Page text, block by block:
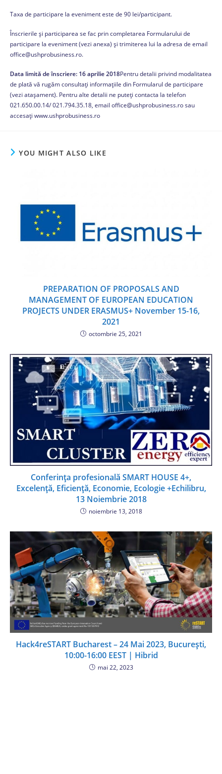
Taxa de participare la eveniment este de 90 lei/participant.
Înscrierile și participarea se fac prin completarea Formularului de
participare la eveniment (vezi anexa) și trimiterea lui la adresa de email
office@ushprobusiness.ro.
Data limită de înscriere: 16 aprilie 2018Pentru detalii privind modalitatea
de plată vă rugăm consultați informațiile din Formularul de participare
(vezi atașament). Pentru alte detalii ne puteți contacta la telefon
021.650.00.14/ 021.794.35.18, email office@ushprobusiness.ro sau
accesați www.ushprobusiness.ro
YOU MIGHT ALSO LIKE
PREPARATION OF PROPOSALS AND
MANAGEMENT OF EUROPEAN EDUCATION
PROJECTS UNDER ERASMUS+ November 15-16,
2021
octombrie 25, 2021
Conferința profesională SMART HOUSE 4+,
Excelență, Eficiență, Economie, Ecologie +Echilibru,
13 Noiembrie 2018
noiembrie 13, 2018
Hack4reSTART Bucharest – 24 Mai 2023, București,
10:00-16:00 EEST | Hibrid
mai 22, 2023